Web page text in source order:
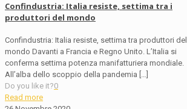
Confindustria: Italia resiste, settima tra i
produttori del mondo
Confindustria: Italia resiste, settima tra produttori del
mondo Davanti a Francia e Regno Unito. L’Italia si
conferma settima potenza manifatturiera mondiale.
All’alba dello scoppio della pandemia […]
Do you like it?0
Read more